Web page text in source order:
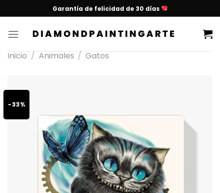
Garantía de felicidad de 30 días
Inicio / Animales / Gatos
-33%